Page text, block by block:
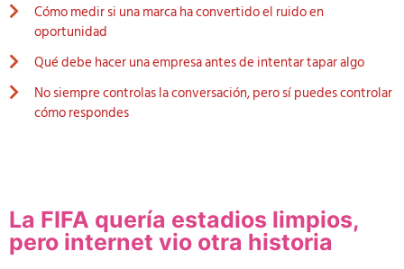
Cómo medir si una marca ha convertido el ruido en
oportunidad
Qué debe hacer una empresa antes de intentar tapar algo
No siempre controlas la conversación, pero sí puedes controlar
cómo respondes
La FIFA quería estadios limpios,
pero internet vio otra historia